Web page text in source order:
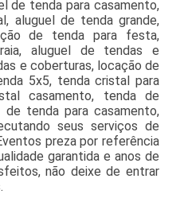
de tenda para casamento,
aluguel de tenda grande,
de tenda para festa,
aluguel de tendas e
e coberturas, locação de
5x5, tenda cristal para
casamento, tenda de
tenda para casamento,
seus serviços de
preza por referência
garantida e anos de
não deixe de entrar